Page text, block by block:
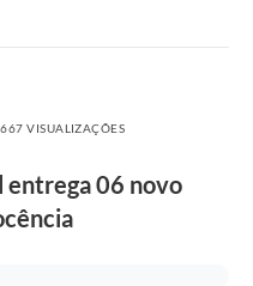
VISUALIZAÇÕES
06 novo